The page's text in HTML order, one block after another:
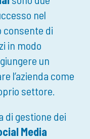
nel
consente di
in modo
un
l’azienda come
settore.
di gestione dei
Media